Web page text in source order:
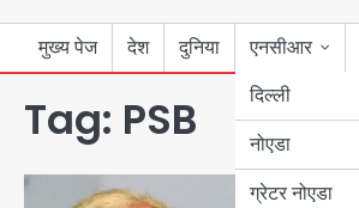
मुख्य पेज देश दुनिया
एनसीआर
दिल्ली
नोएडा
ग्रेटर नोएडा
Tag: PSB